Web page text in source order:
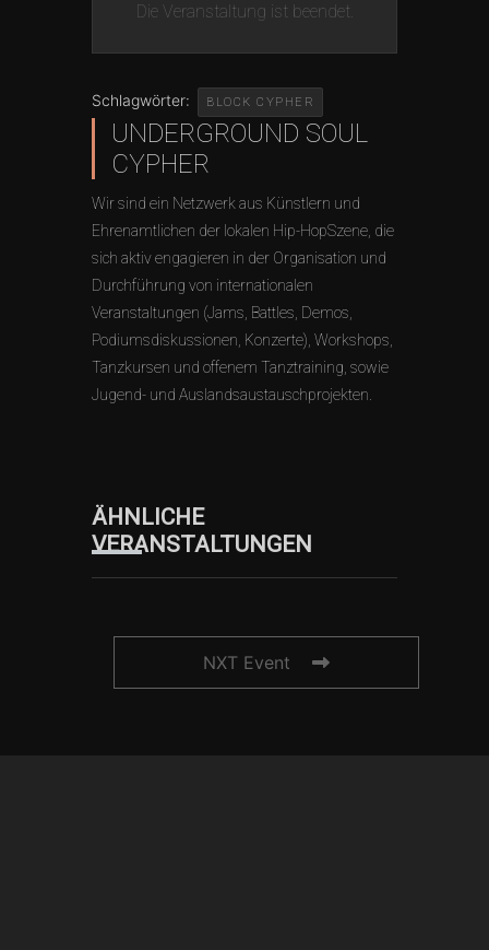
Die Veranstaltung ist beendet.
Schlagwörter: BLOCK CYPHER
UNDERGROUND SOUL
CYPHER
Wir sind ein Netzwerk aus Künstlern und
Ehrenamtlichen der lokalen Hip-HopSzene, die
sich aktiv engagieren in der Organisation und
Durchführung von internationalen
Veranstaltungen (Jams, Battles, Demos,
Podiumsdiskussionen, Konzerte), Workshops,
Tanzkursen und offenem Tanztraining, sowie
Jugend- und Auslandsaustauschprojekten.
ÄHNLICHE
VERANSTALTUNGEN
NXT Event